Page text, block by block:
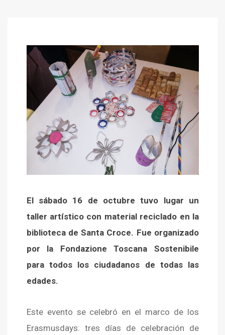
El sábado 16 de octubre tuvo lugar un
taller artístico con material reciclado en la
biblioteca de Santa Croce. Fue organizado
por la Fondazione Toscana Sostenibile
para todos los ciudadanos de todas las
edades.
Este evento se celebró en el marco de los
Erasmusdays: tres días de celebración de